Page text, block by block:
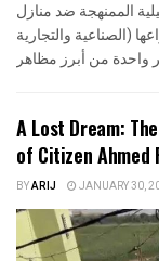
الممنهجة ضد منازل
(الصناعية والتجارية
A Lost Dream:
of Citizen Ahmed
BYARIJ JANUARY 30,